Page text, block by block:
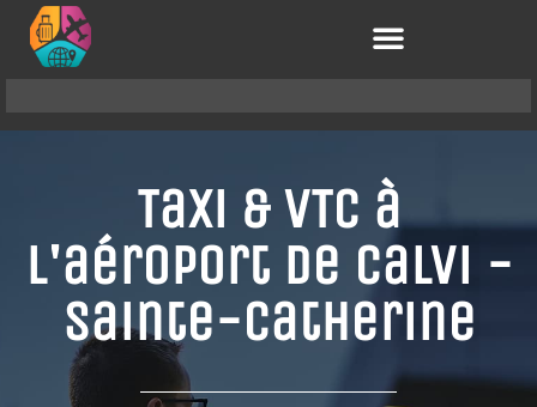
Taxi & VTC à
l'aéroport de Calvi -
Sainte-Catherine